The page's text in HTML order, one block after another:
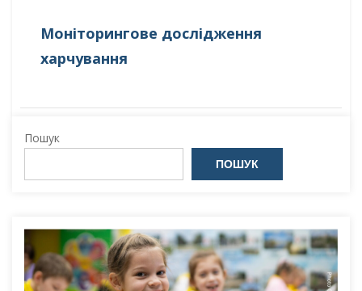
Моніторингове дослідження
харчування
Пошук
ПОШУК